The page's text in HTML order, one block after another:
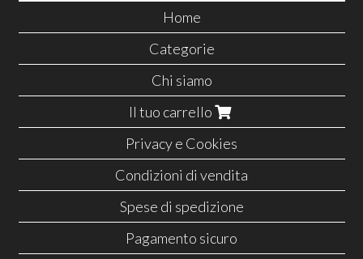
Home
Categorie
Chi siamo
Il tuo carrello
Privacy e Cookies
Condizioni di vendita
Spese di spedizione
Pagamento sicuro